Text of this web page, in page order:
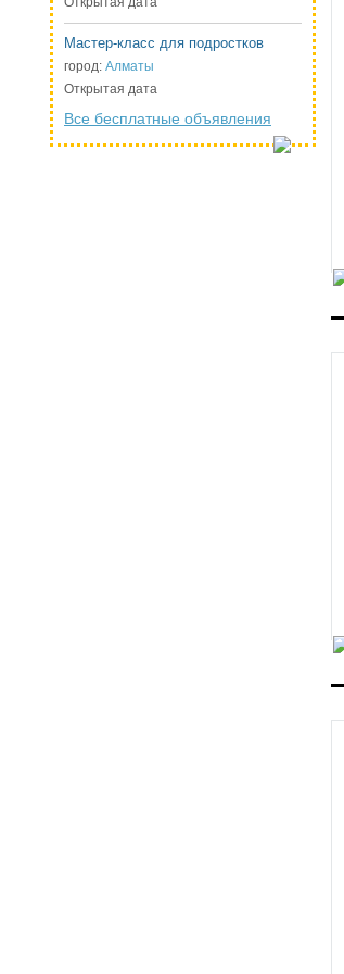
Мастер-класс для подростков
город: Алматы
Открытая дата
Все бесплатные объявления